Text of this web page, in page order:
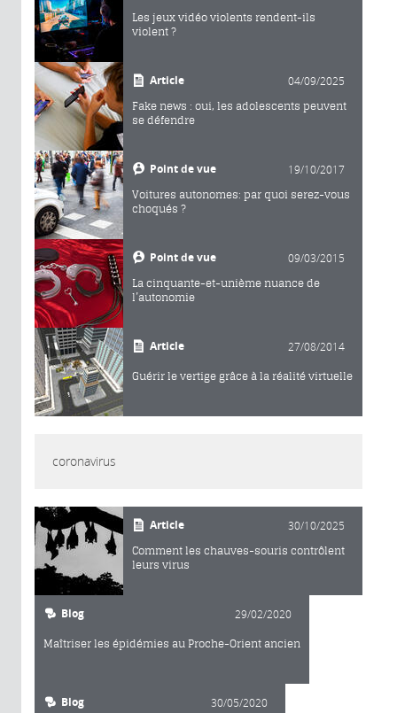
Les jeux vidéo violents rendent-ils
violent ?
Article 04/09/2025
Fake news : oui, les adolescents peuvent
se défendre
Point de vue 19/10/2017
Voitures autonomes: par quoi serez-vous
choqués ?
Point de vue 09/03/2015
La cinquante-et-unième nuance de
l’autonomie
Article 27/08/2014
Guérir le vertige grâce à la réalité virtuelle
coronavirus
Article 30/10/2025
Comment les chauves-souris contrôlent
leurs virus
Blog 29/02/2020
Maîtriser les épidémies au Proche-Orient ancien
Blog 30/05/2020